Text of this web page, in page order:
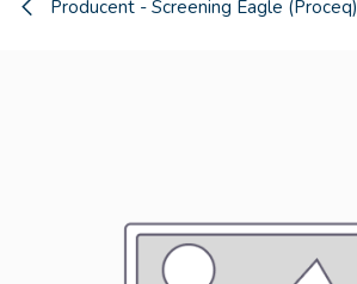
Producent - Screening Eagle (Proceq)